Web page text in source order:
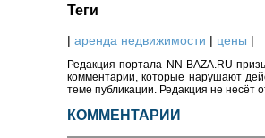
Теги
| аренда недвижимости | цены |
Редакция портала NN-BAZA.RU
комментарии, которые нарушают
теме публикации. Редакция не несёт
КОММЕНТАРИИ